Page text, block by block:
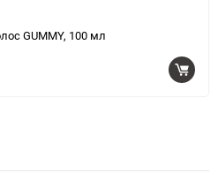
GUMMY, 100 мл